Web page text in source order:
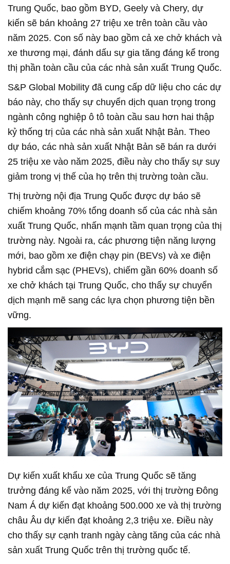
Trung Quốc, bao gồm BYD, Geely và Chery, dự
kiến sẽ bán khoảng 27 triệu xe trên toàn cầu vào
năm 2025. Con số này bao gồm cả xe chở khách và
xe thương mại, đánh dấu sự gia tăng đáng kể trong
thị phần toàn cầu của các nhà sản xuất Trung Quốc.
S&P Global Mobility đã cung cấp dữ liệu cho các dự
báo này, cho thấy sự chuyển dịch quan trọng trong
ngành công nghiệp ô tô toàn cầu sau hơn hai thập
kỷ thống trị của các nhà sản xuất Nhật Bản. Theo
dự báo, các nhà sản xuất Nhật Bản sẽ bán ra dưới
25 triệu xe vào năm 2025, điều này cho thấy sự suy
giảm trong vị thế của họ trên thị trường toàn cầu.
Thị trường nội địa Trung Quốc được dự báo sẽ
chiếm khoảng 70% tổng doanh số của các nhà sản
xuất Trung Quốc, nhấn mạnh tầm quan trọng của thị
trường này. Ngoài ra, các phương tiện năng lượng
mới, bao gồm xe điện chạy pin (BEVs) và xe điện
hybrid cắm sạc (PHEVs), chiếm gần 60% doanh số
xe chở khách tại Trung Quốc, cho thấy sự chuyển
dịch mạnh mẽ sang các lựa chọn phương tiện bền
vững.
Dự kiến xuất khẩu xe của Trung Quốc sẽ tăng
trưởng đáng kể vào năm 2025, với thị trường Đông
Nam Á dự kiến đạt khoảng 500.000 xe và thị trường
châu Âu dự kiến đạt khoảng 2,3 triệu xe. Điều này
cho thấy sự cạnh tranh ngày càng tăng của các nhà
sản xuất Trung Quốc trên thị trường quốc tế.